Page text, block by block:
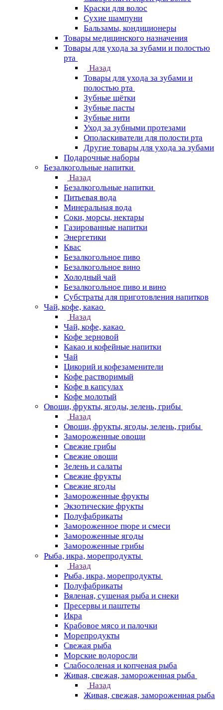
Краски для волос
Сухие шампуни
Бальзамы, кондиционеры
Товары медицинского назначения
Товары для ухода за зубами и полостью
рта
Назад
Товары для ухода за зубами и
полостью рта
Зубные щётки
Зубные пасты
Зубные нити
Уход за зубными протезами
Ополаскиватели для полости рта
Другие товары для ухода за зубами
Подарочные наборы
Безалкогольные напитки
Назад
Безалкогольные напитки
Питьевая вода
Минеральная вода
Соки, морсы, нектары
Газированные напитки
Энергетики
Квас
Безалкогольное пиво
Безалкогольное вино
Холодный чай
Безалкогольное пиво и вино
Субстраты для приготовления напитков
Чай, кофе, какао
Назад
Чай, кофе, какао
Кофе зерновой
Какао и кофейные напитки
Чай
Цикорий и кофезаменители
Кофе растворимый
Кофе в капсулах
Кофе молотый
Овощи, фрукты, ягоды, зелень, грибы
Назад
Овощи, фрукты, ягоды, зелень, грибы
Замороженные овощи
Свежие грибы
Свежие овощи
Зелень и салаты
Свежие фрукты
Свежие ягоды
Замороженные фрукты
Экзотические фрукты
Полуфабрикаты
Замороженное пюре и смеси
Замороженные ягоды
Замороженные грибы
Рыба, икра, морепродукты
Назад
Рыба, икра, морепродукты
Полуфабрикаты
Вяленая, сушеная рыба и снеки
Пресервы и паштеты
Икра
Крабовое мясо и палочки
Морепродукты
Свежая рыба
Морские водоросли
Слабосоленая и копченая рыба
Живая, свежая, замороженная рыба
Назад
Живая, свежая, замороженная рыба